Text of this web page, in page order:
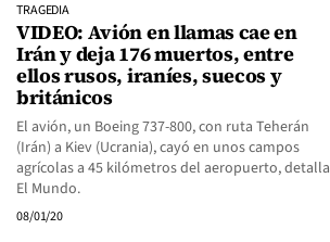
TRAGEDIA
VIDEO: Avión en llamas cae en
Irán y deja 176 muertos, entre
ellos rusos, iraníes, suecos y
británicos
El avión, un Boeing 737-800, con ruta Teherán
(Irán) a Kiev (Ucrania), cayó en unos campos
agrícolas a 45 kilómetros del aeropuerto, detalla
El Mundo.
08/01/20